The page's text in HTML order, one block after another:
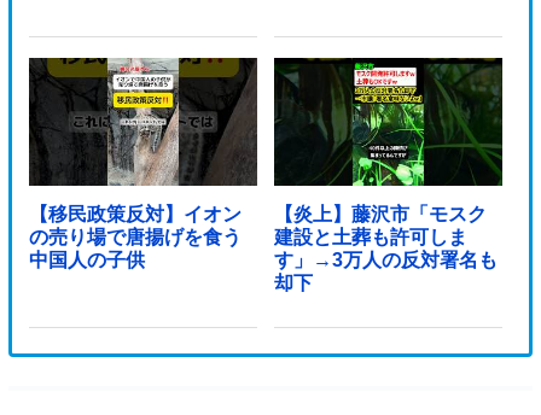
【移民政策反対】イオン
の売り場で唐揚げを食う
中国人の子供
【炎上】藤沢市「モスク
建設と土葬も許可しま
す」→3万人の反対署名も
却下